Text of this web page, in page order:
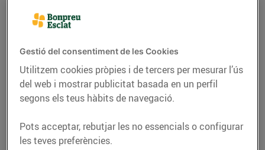
Adreça
Telèfon
930525412
Trucar-hi
Gestió del consentiment de les Cookies
Utilitzem cookies pròpies i de tercers per mesurar l’ús
del web i mostrar publicitat basada en un perfil
segons els teus hàbits de navegació.
Pots acceptar, rebutjar les no essencials o configurar
les teves preferències.